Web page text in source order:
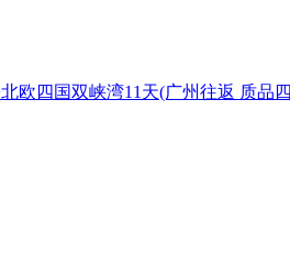
欧四国双峡湾11天(广州往返 质品